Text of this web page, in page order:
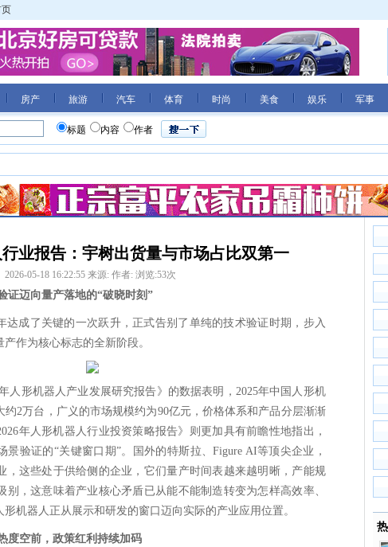
房产 旅游 汽车 体育 时尚 美食 娱乐 军事
标题 内容 作者
业报告：宇树出货量与市场占比双第一
2026-05-18 16:22:55 来源: 作者: 浏览:53次
证迈向量产落地的“破晓时刻”
达成了关键的一次跃升，正式告别了单纯的技术验证时期，步入
作为核心标志的全新阶段。
人形机器人产业发展研究报告》的数据表明，2025年中国人形机
2万台，广义的市场规模约为90亿元，价格体系和产品分层渐渐
年人形机器人行业投资策略报告》则更加具有前瞻性地指出，
景验证的“关键窗口期”。国外的特斯拉、Figure AI等顶尖企业，
，这些处于供给侧的企业，它们量产时间表越来越明晰，产能规
别，这意味着产业核心矛盾已从能不能制造转变为怎样高效率、
机器人正从展示和研发的窗口迈向实际的产业应用位置。
度空前，政策红利持续加码